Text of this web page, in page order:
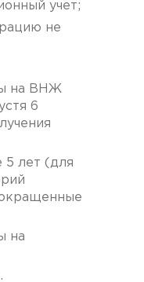
учет;
не
на ВНЖ
6
5 лет (для
на